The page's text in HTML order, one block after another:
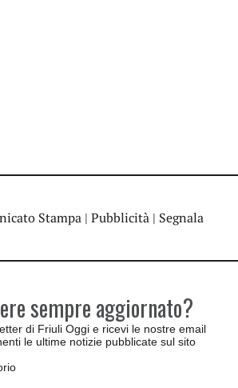
Stampa | Pubblicità | Segnala
sempre aggiornato?
di Friuli Oggi e ricevi le nostre email
le ultime notizie pubblicate sul sito